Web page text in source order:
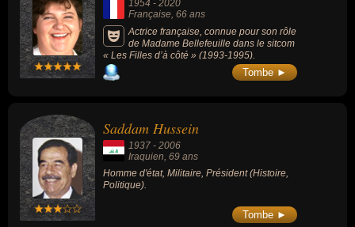
1954 - 2020
Française, 66 ans
Actrice française, connue pour son rôle
de Madame Bellefeuille dans le sitcom
« Les Filles d’à côté » (1993-1995).
Tombe ►
Saddam Hussein
1937 - 2006
Iraquien, 69 ans
Homme d'état, Militaire, Président (Histoire,
Politique).
Tombe ►